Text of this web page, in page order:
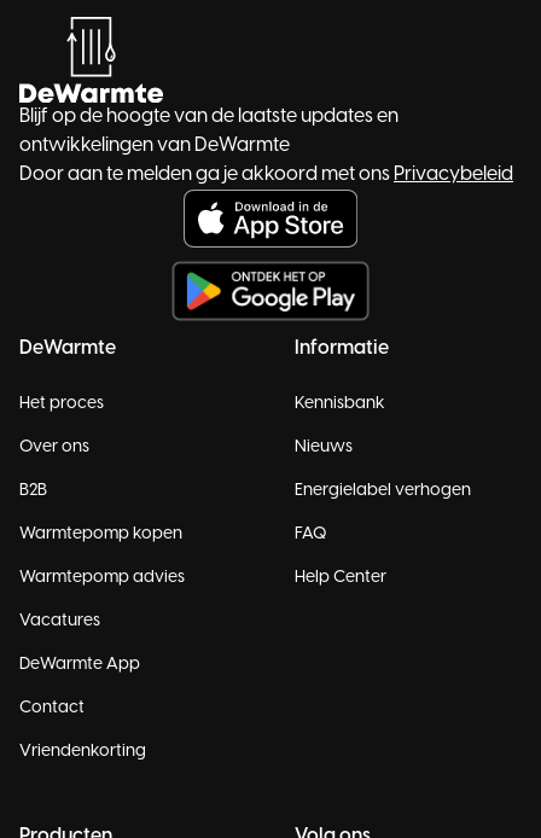
Blijf op de hoogte van de laatste updates en
ontwikkelingen van DeWarmte
Door aan te melden ga je akkoord met ons Privacybeleid
DeWarmte
Het proces
Over ons
B2B
Warmtepomp kopen
Warmtepomp advies
Vacatures
DeWarmte App
Contact
Vriendenkorting
Informatie
Kennisbank
Nieuws
Energielabel verhogen
FAQ
Help Center